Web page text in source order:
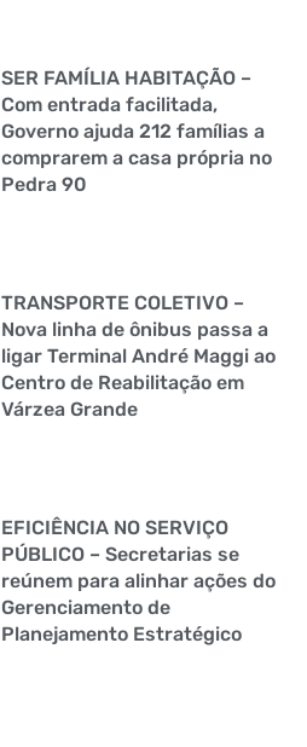
SER FAMÍLIA HABITAÇÃO –
Com entrada facilitada,
Governo ajuda 212 famílias a
comprarem a casa própria no
Pedra 90
TRANSPORTE COLETIVO –
Nova linha de ônibus passa a
ligar Terminal André Maggi ao
Centro de Reabilitação em
Várzea Grande
EFICIÊNCIA NO SERVIÇO
PÚBLICO – Secretarias se
reúnem para alinhar ações do
Gerenciamento de
Planejamento Estratégico